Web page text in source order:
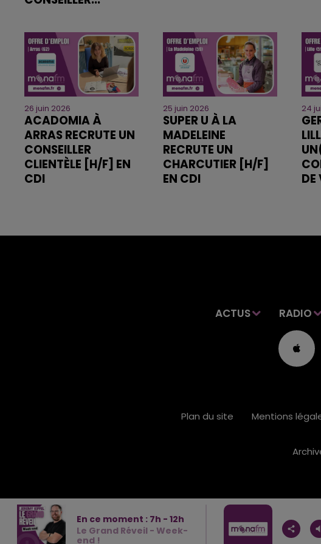
26 juin 2026
ACADOMIA À
ARRAS RECRUTE UN
CONSEILLER
CLIENTÈLE [H/F] EN
CDI
25 juin 2026
SUPER U À LA
MADELEINE
RECRUTE UN
CHARCUTIER [H/F]
EN CDI
24
DE
ACTUS RADIO
En ce moment : 7h - 12h
Le Grand Réveil - Week-
end !
Plan du site Mentions